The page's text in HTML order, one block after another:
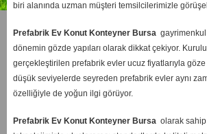
biri alanında uzman müşteri temsilcilerimizle
Prefabrik Ev Konut Konteyner Bursagayrimenkul
dönemin gözde yapıları olarak dikkat çekiyor.
gerçekleştirilen prefabrik evler ucuz fiyatlarıyla göze
düşük seviyelerde seyreden prefabrik evler aynı
özelliğiyle de yoğun ilgi görüyor.
Prefabrik Ev Konut Konteyner Bursaolarak sahip